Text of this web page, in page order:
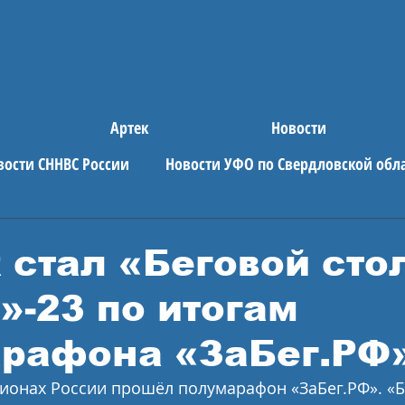
Артек
Новости
СННВС России
Новости УФО по Свердловской
«Беговой
23 по итогам
России прошёл полумарафон «ЗаБег.РФ».